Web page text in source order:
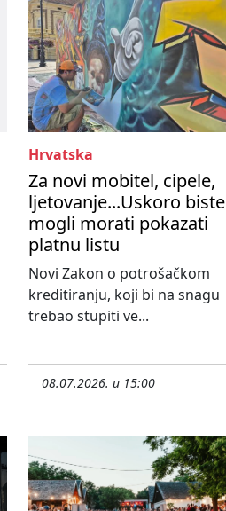
Hrvatska
Za novi mobitel, cipele,
ljetovanje...Uskoro biste
mogli morati pokazati
platnu listu
Novi Zakon o potrošačkom
kreditiranju, koji bi na snagu
trebao stupiti ve...
08.07.2026. u 15:00